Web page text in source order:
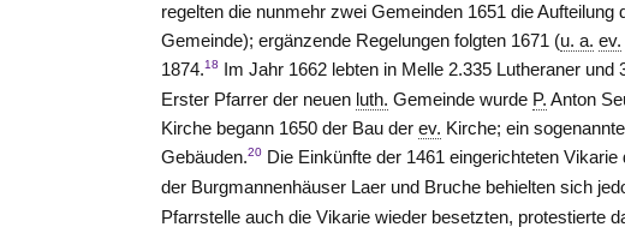
regelten die nunmehr zwei Gemeinden 1651 die Aufteilung
Gemeinde); ergänzende Regelungen folgten 1671 (u. a. ev.
1874.18 Im Jahr 1662 lebten in Melle 2.335 Lutheraner und
Erster Pfarrer der neuen luth. Gemeinde wurde P. Anton
Kirche begann 1650 der Bau derev. Kirche; ein
Gebäuden.20 Die Einkünfte der 1461 eingerichteten
der Burgmannenhäuser Laer und Bruche behielten sich
Pfarrstelle auch die Vikarie wieder besetzten, protestierte